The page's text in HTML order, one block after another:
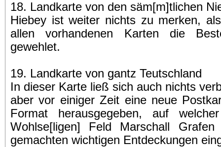
18. Landkarte von den säm[m]tlichen
Hiebey ist weiter nichts zu merken,
allen vorhandenen Karten die
gewehlet.
19. Landkarte von gantz Teutschland
In dieser Karte ließ sich auch nichts
aber vor einiger Zeit eine neue
Format herausgegeben, auf
Wohlse[ligen] Feld Marschall
gemachten wichtigen Entdeckungen